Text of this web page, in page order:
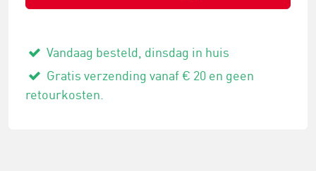
Vandaag besteld, dinsdag in huis
Gratis verzending vanaf € 20 en geen
retourkosten.